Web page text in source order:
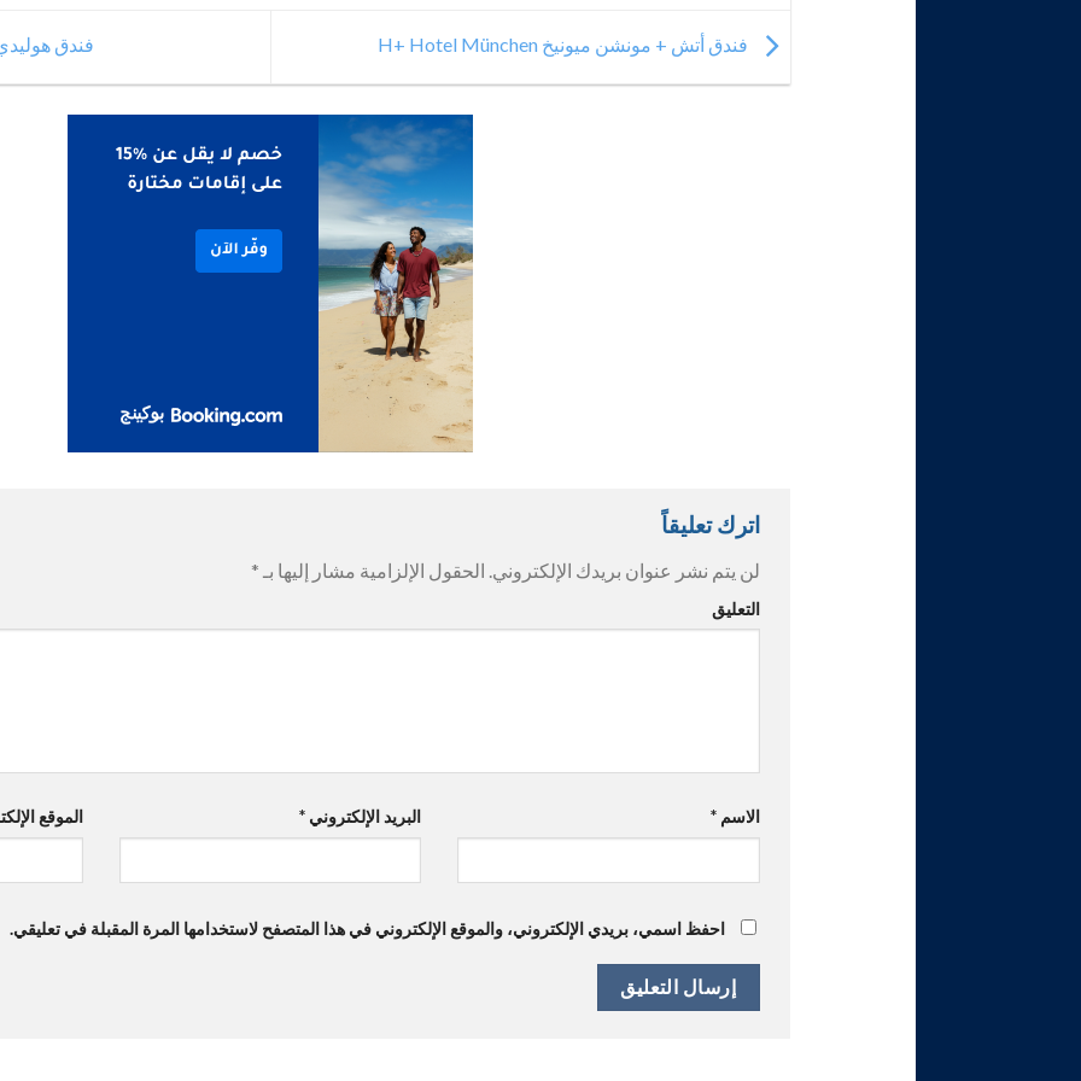
فندق أتش + مونشن ميونيخ H+ Hotel München فندق
اترك تعليقاً
لن يتم نشر عنوان بريدك الإلكتروني. الحقول الإلزامية مشار إليها بـ *
التعليق
الاسم* البريد الإلكتروني * الموقع
احفظ اسمي، بريدي الإلكتروني، والموقع الإلكتروني في هذا المتصفح لاستخدامها المرة المقبلة في تعليقي.